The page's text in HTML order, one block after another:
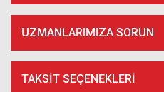
UZMANLARIMIZA SORUN
TAKSIT SEÇENEKLERI